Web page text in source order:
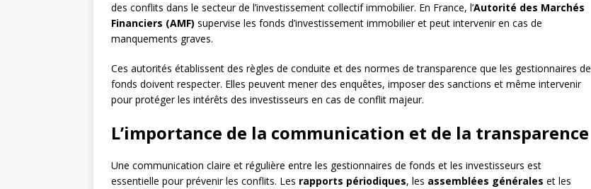
des conflits dans le secteur de l’investissement collectif immobilier. En France, l’Autorité des Marchés
Financiers (AMF) supervise les fonds d’investissement immobilier et peut intervenir en cas de
manquements graves.
Ces autorités établissent des règles de conduite et des normes de transparence que les gestionnaires de
fonds doivent respecter. Elles peuvent mener des enquêtes, imposer des sanctions et même intervenir
pour protéger les intérêts des investisseurs en cas de conflit majeur.
L’importance de la communication et de la transparence
Une communication claire et régulière entre les gestionnaires de fonds et les investisseurs est
essentielle pour prévenir les conflits. Les rapports périodiques, les assemblées générales et les